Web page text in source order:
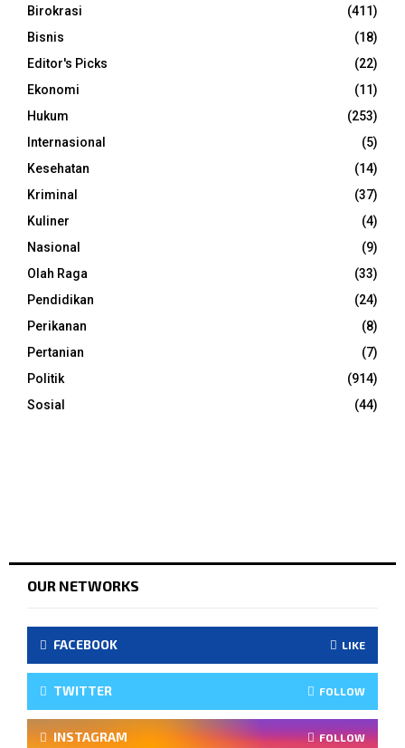
Birokrasi
(411)
Bisnis
(18)
Editor's Picks
(22)
Ekonomi
(11)
Hukum
(253)
Internasional
(5)
Kesehatan
(14)
Kriminal
(37)
Kuliner
(4)
Nasional
(9)
Olah Raga
(33)
Pendidikan
(24)
Perikanan
(8)
Pertanian
(7)
Politik
(914)
Sosial
(44)
OUR NETWORKS
FACEBOOK LIKE
TWITTER FOLLOW
INSTAGRAM FOLLOW